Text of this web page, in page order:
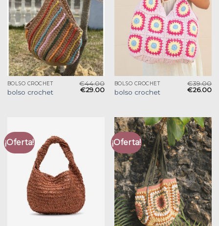
BOLSO CROCHET
bolso crochet
€44.00
€29.00
BOLSO CROCHET
bolso crochet
€39.00
€26.00
¡Oferta! ¡Oferta!